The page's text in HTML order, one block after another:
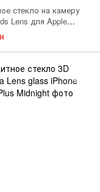
стекло на камеру
Lens для Apple
14 Plus Black